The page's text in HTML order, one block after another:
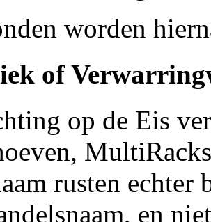
worden
of
op de Eis
rusten
en